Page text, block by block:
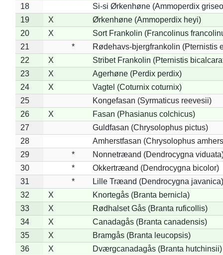
18
Si-si Ørkenhøne (Ammoperdix
19
X
Ørkenhøne (Ammoperdix heyi)
20
X
Sort Frankolin (Francolinus
21
*
Rødehavs-bjergfrankolin (Pternistis
22
X
Stribet Frankolin (Pternistis
23
X
Agerhøne (Perdix perdix)
24
X
Vagtel (Coturnix coturnix)
25
Kongefasan (Syrmaticus reevesii)
26
X
Fasan (Phasianus colchicus)
27
Guldfasan (Chrysolophus pictus)
28
Amherstfasan (Chrysolophus
29
*
Nonnetræand (Dendrocygna
30
*
Okkertræand (Dendrocygna bicolor)
31
*
Lille Træand (Dendrocygna javanica)
32
X
Knortegås (Branta bernicla)
33
X
Rødhalset Gås (Branta ruficollis)
34
X
Canadagås (Branta canadensis)
35
X
Bramgås (Branta leucopsis)
36
X
Dværgcanadagås (Branta hutchinsii)